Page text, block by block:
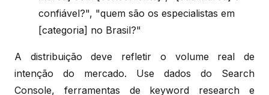
confiável?", "quem são os especialistas em
[categoria] no Brasil?"
A distribuição deve refletir o volume real de
intenção do mercado. Use dados do Search
Console, ferramentas de keyword research e